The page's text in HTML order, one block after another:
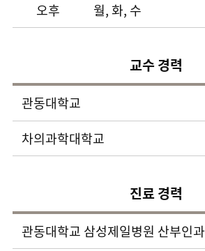
오후
월, 화, 수
교수 경력
관동대학교
차의과학대학교
진료 경력
관동대학교 삼성제일병원 산부인과